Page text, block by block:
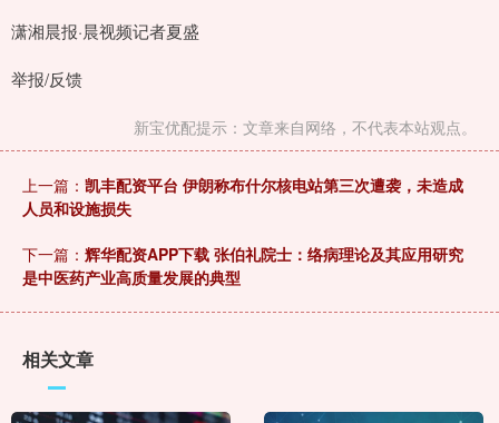
潇湘晨报·晨视频记者夏盛
举报/反馈
新宝优配提示：文章来自网络，不代表本站观点。
上一篇： 凯丰配资平台 伊朗称布什尔核电站第三次遭袭，未造成
人员和设施损失
下一篇： 辉华配资APP下载 张伯礼院士：络病理论及其应用研究
是中医药产业高质量发展的典型
相关文章